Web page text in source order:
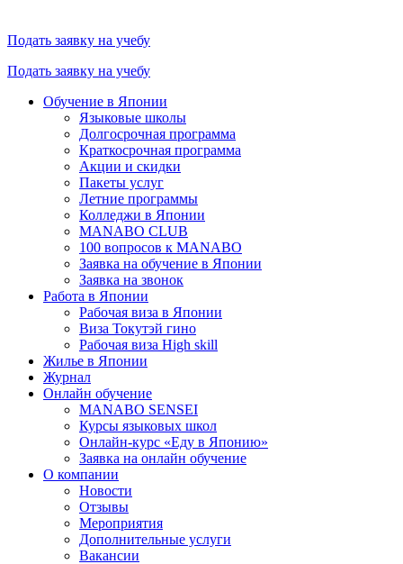
Подать заявку на учебу
Подать заявку на учебу
Обучение в Японии
Языковые школы
Долгосрочная программа
Краткосрочная программа
Акции и скидки
Пакеты услуг
Летние программы
Колледжи в Японии
MANABO CLUB
100 вопросов к MАNABO
Заявка на обучение в Японии
Заявка на звонок
Работа в Японии
Рабочая виза в Японии
Виза Токутэй гино
Рабочая виза High skill
Жилье в Японии
Журнал
Онлайн обучение
MANABO SENSEI
Курсы языковых школ
Онлайн-курс «Еду в Японию»
Заявка на онлайн обучение
О компании
Новости
Отзывы
Мероприятия
Дополнительные услуги
Вакансии